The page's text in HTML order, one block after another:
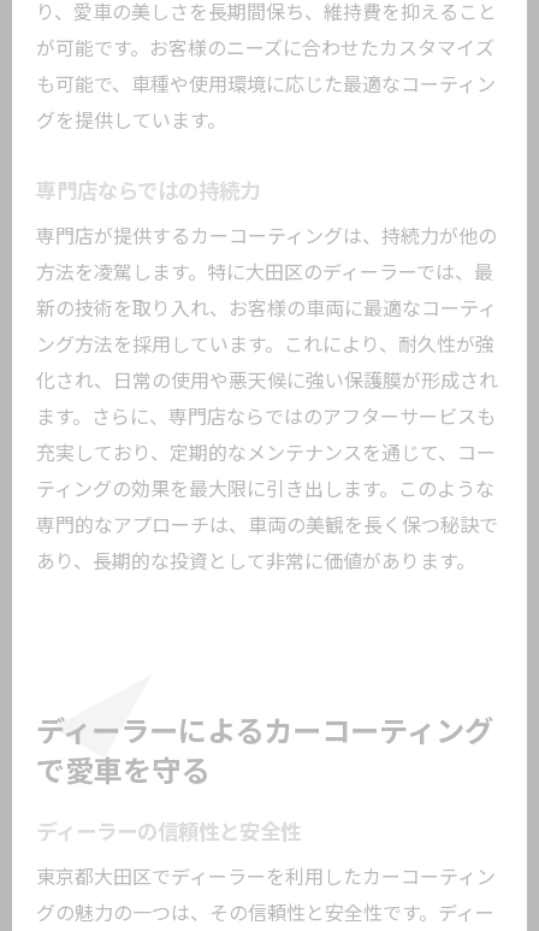
り、愛車の美しさを長期間保ち、維持費を抑えること
が可能です。お客様のニーズに合わせたカスタマイズ
も可能で、車種や使用環境に応じた最適なコーティン
グを提供しています。
専門店ならではの持続力
専門店が提供するカーコーティングは、持続力が他の
方法を凌駕します。特に大田区のディーラーでは、最
新の技術を取り入れ、お客様の車両に最適なコーティ
ング方法を採用しています。これにより、耐久性が強
化され、日常の使用や悪天候に強い保護膜が形成され
ます。さらに、専門店ならではのアフターサービスも
充実しており、定期的なメンテナンスを通じて、コー
ティングの効果を最大限に引き出します。このような
専門的なアプローチは、車両の美観を長く保つ秘訣で
あり、長期的な投資として非常に価値があります。
ディーラーによるカーコーティング
で愛車を守る
ディーラーの信頼性と安全性
東京都大田区でディーラーを利用したカーコーティン
グの魅力の一つは、その信頼性と安全性です。ディー